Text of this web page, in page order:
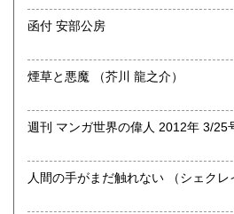
函付 安部公房
煙草と悪魔 （芥川 龍之介）
週刊 マンガ世界の偉人 2012年 3/25
人間の手がまだ触